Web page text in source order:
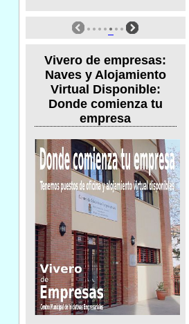
Vivero de empresas:
Naves y Alojamiento
Virtual Disponible:
Donde comienza tu
empresa